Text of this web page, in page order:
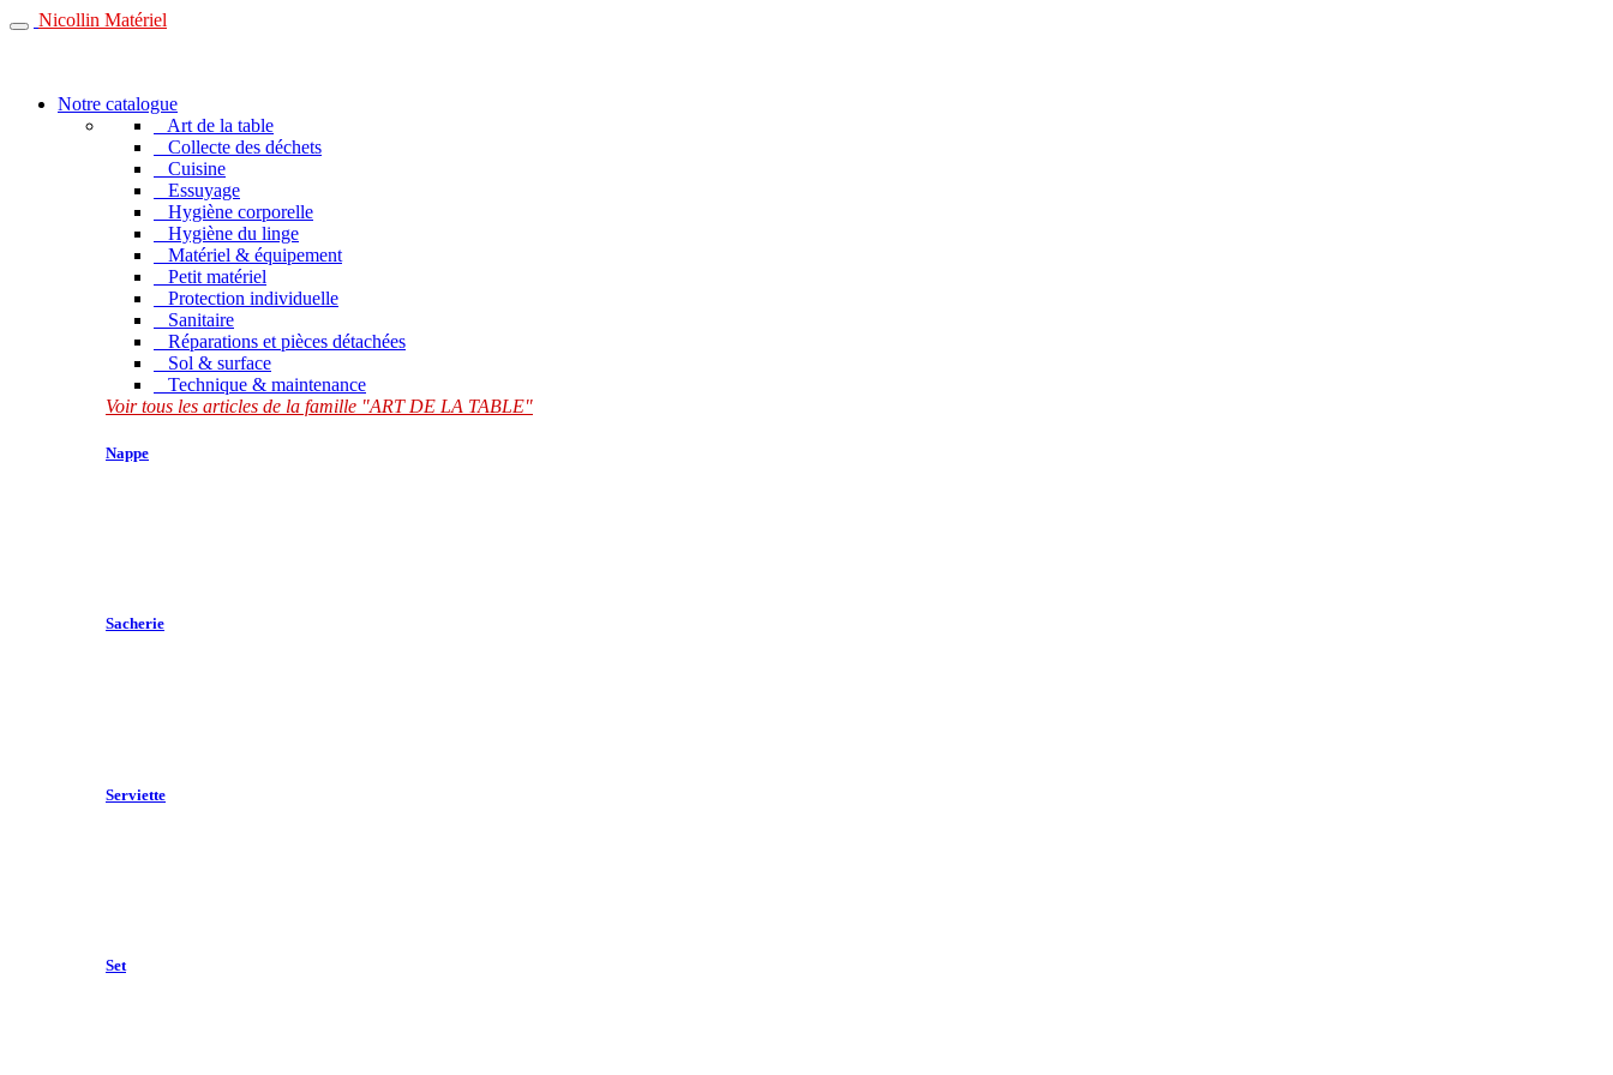
Nicollin Matériel
Notre catalogue
Art de la table
Collecte des déchets
Cuisine
Essuyage
Hygiène corporelle
Hygiène du linge
Matériel & équipement
Petit matériel
Protection individuelle
Sanitaire
Réparations et pièces détachées
Sol & surface
Technique & maintenance
Voir tous les articles de la famille "ART DE LA TABLE"
Nappe
Sacherie
Serviette
Set